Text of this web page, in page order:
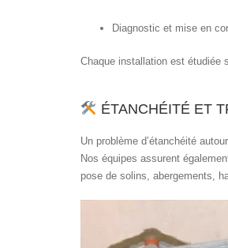
Diagnostic et mise en
Chaque installation est étudiée
ÉTANCHÉITÉ ET
Un problème d’étanchéité
Nos équipes assurent
pose de solins, abergements,